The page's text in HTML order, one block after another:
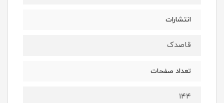
انتشارات
قاصدک
تعداد صفحات
۱۴۴